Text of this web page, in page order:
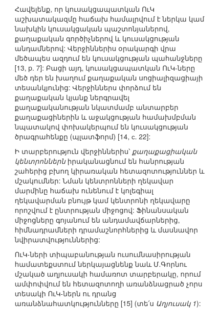
Հավելենք, որ կուսակցապատկան ՈւԿ
աշխատակազմը հաճախ համալրվում է ներկա կամ
նախկին կուսակցական պաշտոնյաներով,
քաղաքական գործիչներով և կուսակցության
անդամներով: Վերջիններիս օրակարգի վրա
մեծապես ազդում են կուսակցության պահանջները
[13, p. 7]: Բացի այդ, կուսակցապատկան ՈւԿ-ները
մեծ դեր են խաղում քաղաքական սոցիալիզացիայի
տեսանկյունից: Վերջիններս փորձում են
քաղաքական կյանք ներգրավել
քաղաքականության նկատմամբ անտարբեր
քաղաքացիներին և աջակցության համախմբման
նպատակով փոխակերպում են կուսակցության
ծրագրահենքը (պլատֆորմ) [14, с. 22]:
Ի տարբերություն վերջիններիս՝ քաղաքացիական
կենտրոններնիրականացնում են հանրության
շահերից բխող կիրառական հետազոտություններ և
մշակումներ: Նման կենտրոնների ղեկավար
մարմինը հաճախ ունենում է կոլեգիալ
ղեկավարման բնույթ կամ կենտրոնի ղեկավարը
որոշվում է ընտրության միջոցով: Ֆինանսական
միջոցները գոյանում են անդամավճարներից,
հիմնադրամների դրամաշնորհներից և մասնավոր
նվիրատվություններից:
ՈւԿ-ների տիպաբանության ուսումնասիրության
համատեքստում ներկայացնենք նաև Մ.Գորնու
մշակած աղյուսակի համառոտ տարբերակը, որում
ամփոփվում են հետազոտողի առանձնացրած չորս
տեսակի ՈւԿ-ներն ու դրանց
առանձնահատկությունները [15] (տե՛ս Աղյուսակ 1):